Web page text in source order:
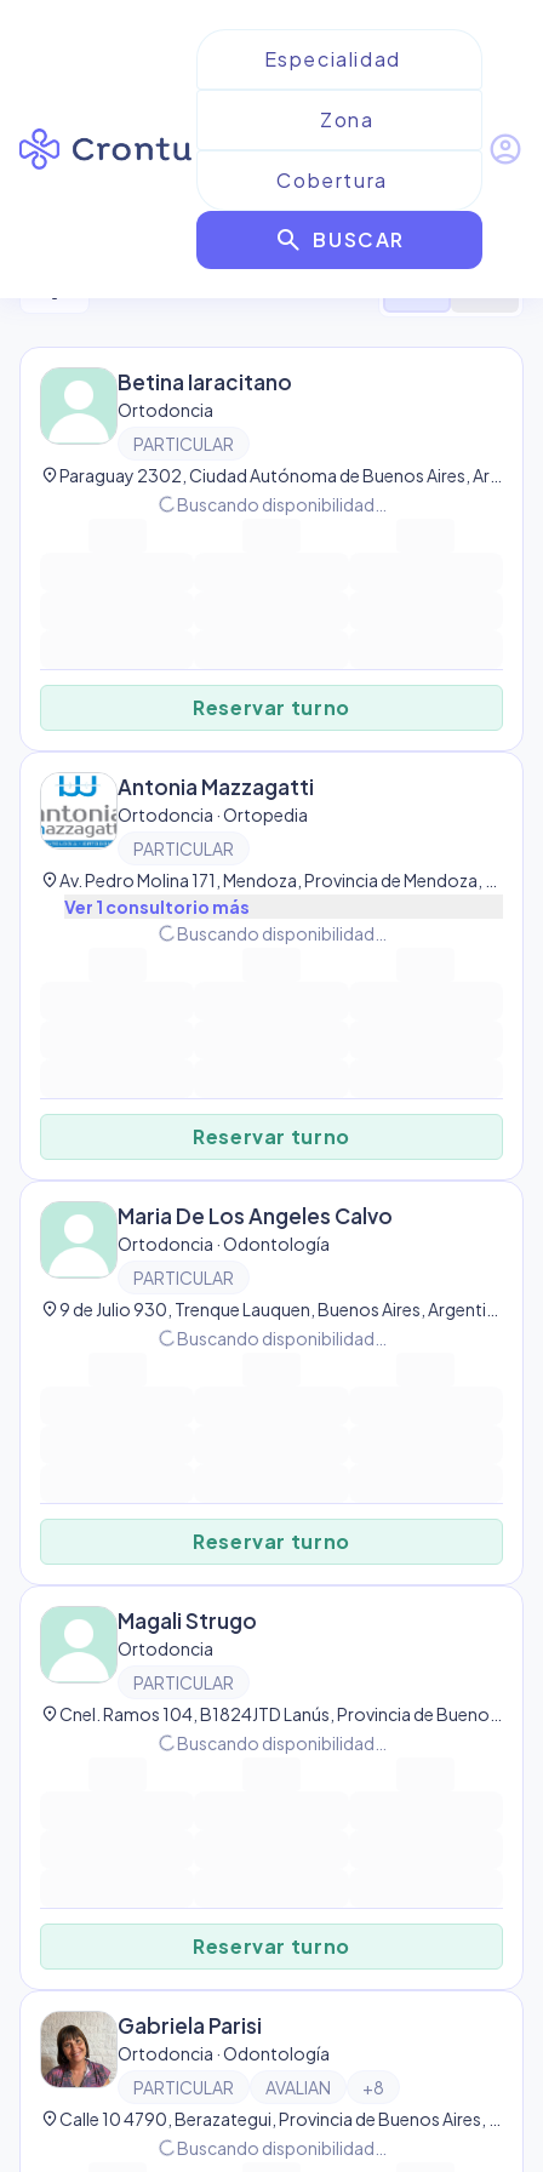
search BUSCAR
account_circle
Resultados paraOrtodoncia
filter_alt
Betina Iaracitano
Ortodoncia
PARTICULAR
location_on
progress_activityBuscando disponibilidad…
Reservar turno
Antonia Mazzagatti
Ortodoncia · Ortopedia
PARTICULAR
location_on
Ver 1 consultorio más
progress_activityBuscando disponibilidad…
Reservar turno
Maria De Los Angeles Calvo
Ortodoncia · Odontología
PARTICULAR
location_on
progress_activityBuscando disponibilidad…
Reservar turno
Magali Strugo
Ortodoncia
PARTICULAR
location_on
progress_activityBuscando disponibilidad…
Reservar turno
Gabriela Parisi
Ortodoncia · Odontología
PARTICULAR
AVALIAN +8
location_on
progress_activityBuscando disponibilidad…